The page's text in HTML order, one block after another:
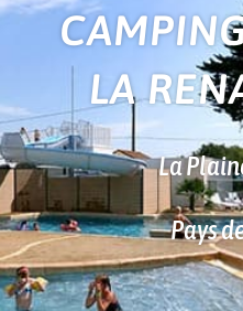
LA
La
Pays